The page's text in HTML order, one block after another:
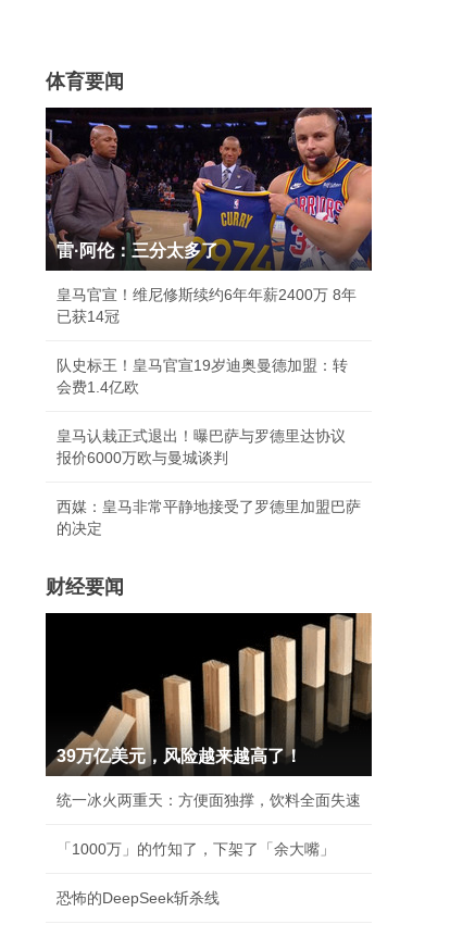
体育要闻
雷·阿伦：三分太多了
皇马官宣！维尼修斯续约6年年薪2400万 8年
已获14冠
队史标王！皇马官宣19岁迪奥曼德加盟：转
会费1.4亿欧
皇马认栽正式退出！曝巴萨与罗德里达协议
报价6000万欧与曼城谈判
西媒：皇马非常平静地接受了罗德里加盟巴萨
的决定
财经要闻
39万亿美元，风险越来越高了！
统一冰火两重天：方便面独撑，饮料全面失速
「1000万」的竹知了，下架了「余大嘴」
恐怖的DeepSeek斩杀线